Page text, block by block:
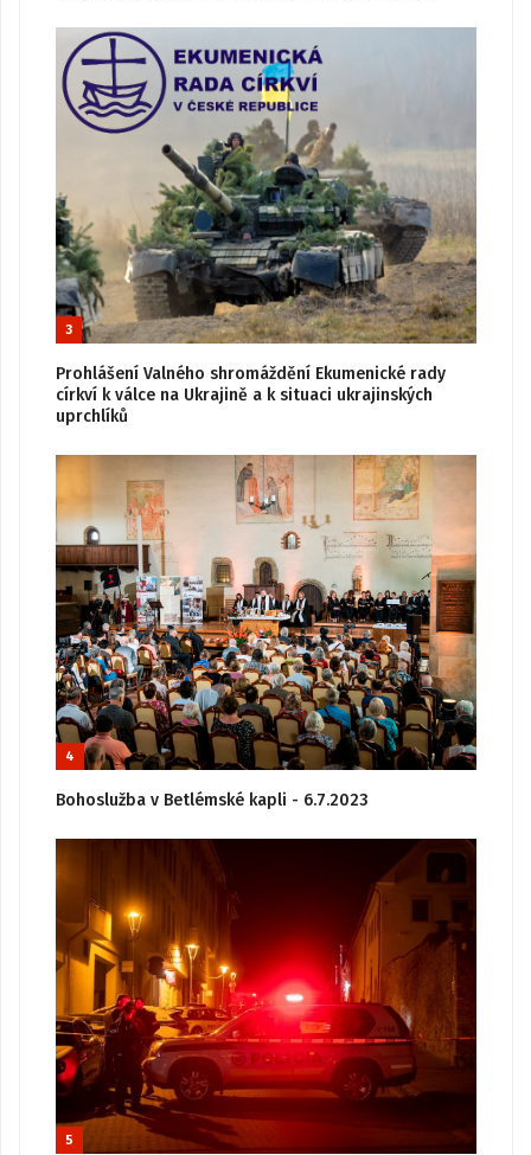
3
Prohlášení Valného shromáždění Ekumenické rady
církví k válce na Ukrajině a k situaci ukrajinských
uprchlíků
4
Bohoslužba v Betlémské kapli - 6.7.2023
5